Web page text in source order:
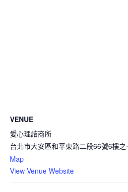
VENUE
愛心理諮商所
台北市大安區和平東路二段66號6樓之
Map
View Venue Website